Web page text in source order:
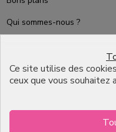
Qui sommes-nous ?
Emballage pour Chocolatier
English
Ce site utilise des
ceux que vous souhaitez